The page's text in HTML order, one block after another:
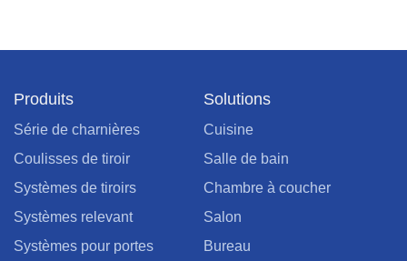
Produits
Série de charnières
Coulisses de tiroir
Systèmes de tiroirs
Systèmes relevant
Systèmes pour portes
Solutions
Cuisine
Salle de bain
Chambre à coucher
Salon
Bureau